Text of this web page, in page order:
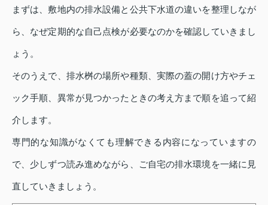
まずは、敷地内の排水設備と公共下水道の違いを整理しなが
ら、なぜ定期的な自己点検が必要なのかを確認していきまし
ょう。
そのうえで、排水桝の場所や種類、実際の蓋の開け方やチェ
ック手順、異常が見つかったときの考え方まで順を追って紹
介します。
専門的な知識がなくても理解できる内容になっていますの
で、少しずつ読み進めながら、ご自宅の排水環境を一緒に見
直していきましょう。